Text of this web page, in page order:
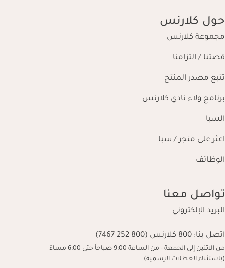
حول كلارنس
مجموعة كلارنس
قصتنا / التزامنا
تتبع مصدر المنتج
برنامج ولاء نادي كلارنس
السبا
اعثر على متجر / سبا
الوظائف
تواصل معنا
البريد الإلكتروني
اتصل بنا: 800 كلارنس (800 252 7467)
من الاثنين إلى الجمعة - من الساعة 9:00 صباحاً حتى 6:00 مساءً
(باستثناء العطلات الرسمية)